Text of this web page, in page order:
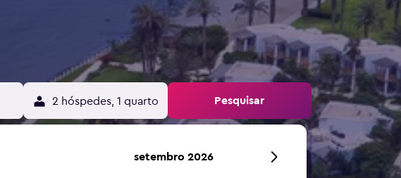
2 hóspedes, 1 quarto Pesquisar
setembro 2026